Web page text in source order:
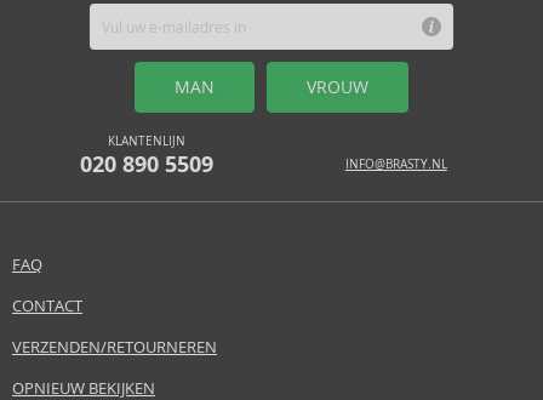
MAN VROUW
KLANTENLIJN
020 890 5509 INFO@BRASTY.NL
FAQ
CONTACT
VERZENDEN/RETOURNEREN
OPNIEUW BEKIJKEN